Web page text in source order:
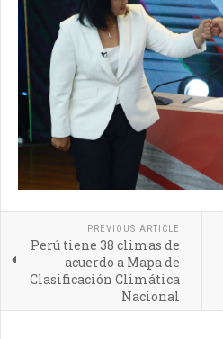
PREVIOUS ARTICLE
Perú tiene 38 climas de
acuerdo a Mapa de
Clasificación Climática
Nacional